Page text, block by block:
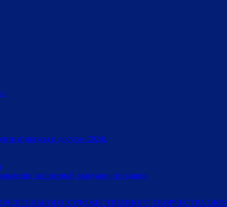
культуры и досуга» 2024г.
экстренной эвакуации из здания
ХУДОЖЕСТВЕННОГО ТВОРЧЕСТВА